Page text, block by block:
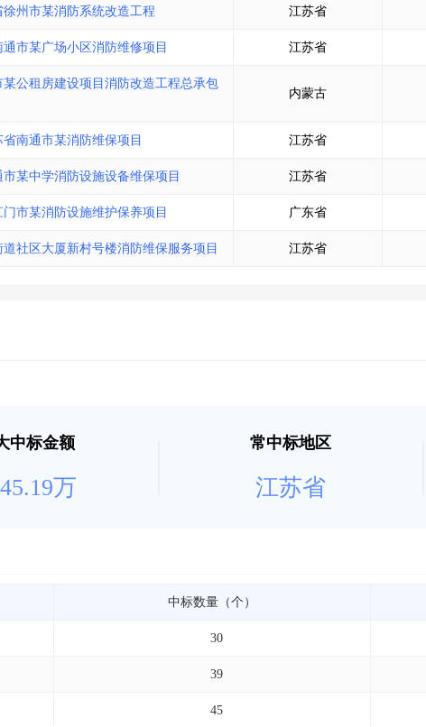
州市某消防系统改造工程 江苏省
市某广场小区消防维修项目 江苏省
公租房建设项目消防改造工程总承包
内蒙古
南通市某消防维保项目 江苏省
某中学消防设施设备维保项目 江苏省
市某消防设施维护保养项目 广东省
社区大厦新村号楼消防维保服务项目 江苏省
中标金额
万
常中标地区
江苏省
中标数量（个）
30
39
45